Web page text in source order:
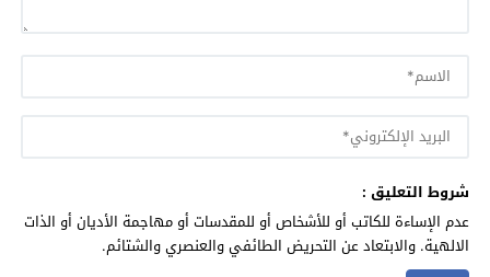
شروط التعليق :
عدم الإساءة للكاتب أو للأشخاص أو للمقدسات أو مهاجمة الأديان أو الذات
الالهية. والابتعاد عن التحريض الطائفي والعنصري والشتائم.